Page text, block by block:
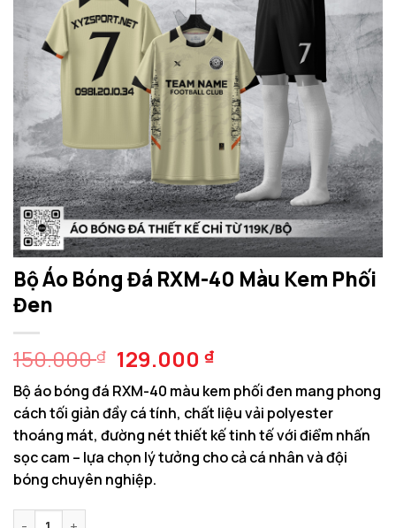
Bộ Áo Bóng Đá RXM-40 Màu Kem Phối
Đen
150.000₫ Giá
gốc
là:
150.000 ₫.
129.000₫Giá
hiện
tại
là:
129.000 ₫.
Bộ áo bóng đá RXM-40 màu kem phối đen mang phong
cách tối giản đầy cá tính, chất liệu vải polyester
thoáng mát, đường nét thiết kế tinh tế với điểm nhấn
sọc cam – lựa chọn lý tưởng cho cả cá nhân và đội
bóng chuyên nghiệp.
Bộ Áo Bóng Đá RXM-40 Màu Kem Phối Đen số lượng